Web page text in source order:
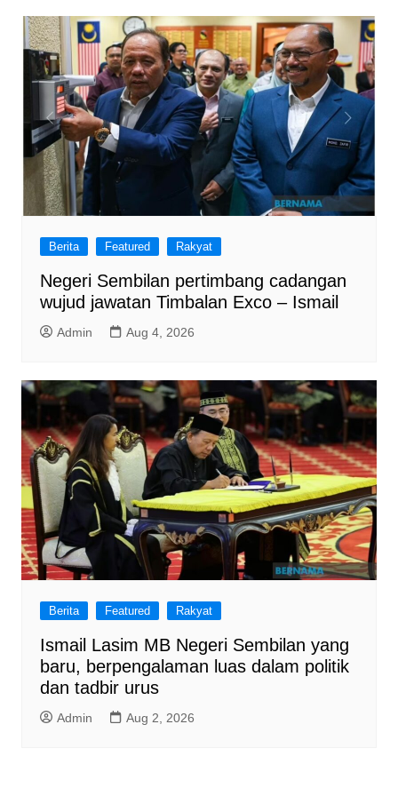
Berita Featured Rakyat
Negeri Sembilan pertimbang cadangan
wujud jawatan Timbalan Exco – Ismail
Admin Aug 4, 2026
Berita Featured Rakyat
Ismail Lasim MB Negeri Sembilan yang
baru, berpengalaman luas dalam politik
dan tadbir urus
Admin Aug 2, 2026